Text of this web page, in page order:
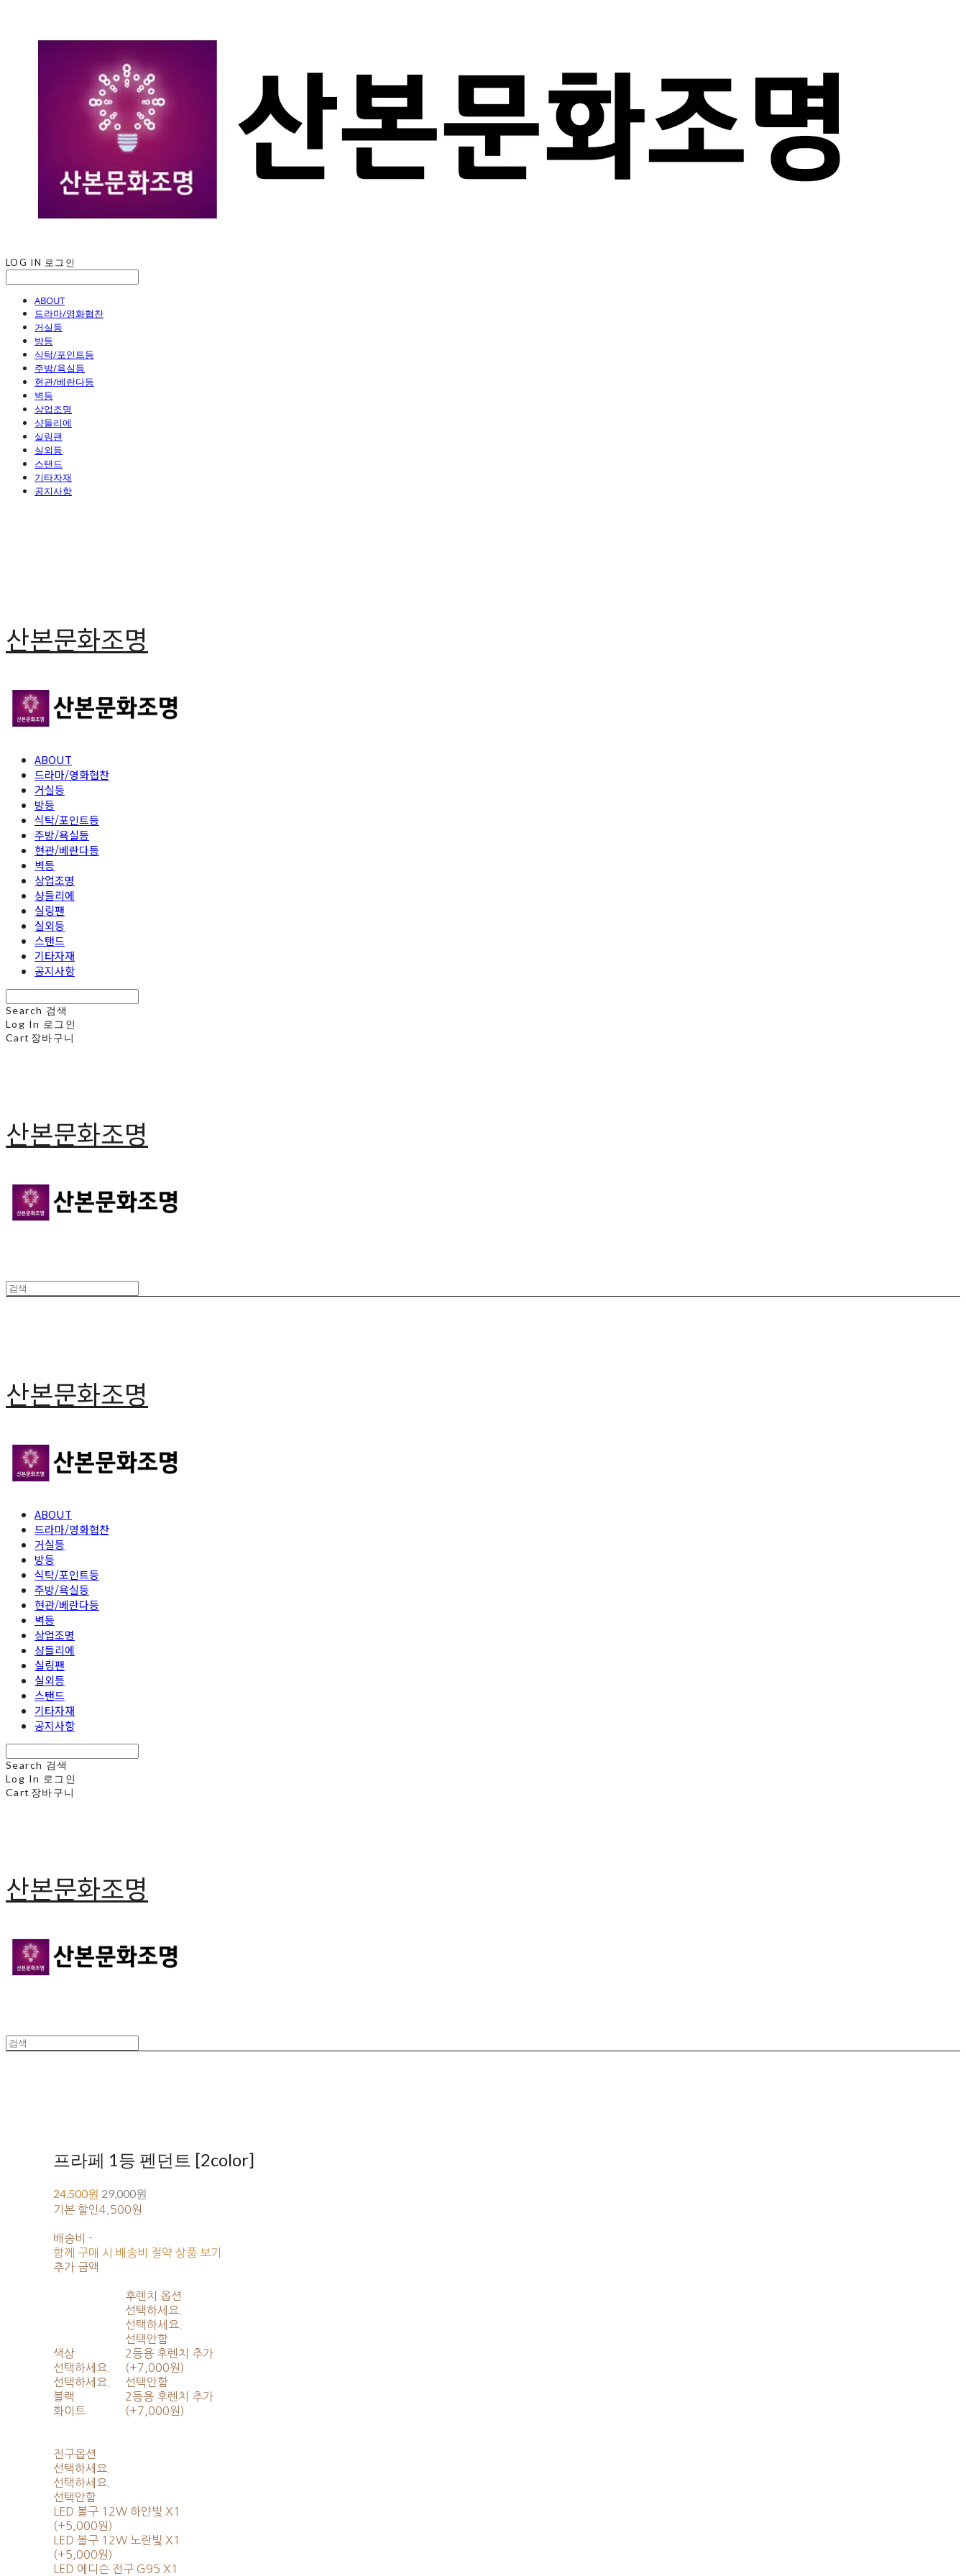
LOG IN 로그인
ABOUT
드라마/영화협찬
거실등
방등
식탁/포인트등
주방/욕실등
현관/베란다등
벽등
상업조명
샹들리에
실링팬
실외등
스탠드
기타자재
공지사항
산본문화조명
ABOUT
드라마/영화협찬
거실등
방등
식탁/포인트등
주방/욕실등
현관/베란다등
벽등
상업조명
샹들리에
실링팬
실외등
스탠드
기타자재
공지사항
Search 검색
Log In 로그인
Cart 장바구니
산본문화조명
산본문화조명
ABOUT
드라마/영화협찬
거실등
방등
식탁/포인트등
주방/욕실등
현관/베란다등
벽등
상업조명
샹들리에
실링팬
실외등
스탠드
기타자재
공지사항
Search 검색
Log In 로그인
Cart 장바구니
산본문화조명
프라페 1등 펜던트 [2color]
24,500원 29,000원
기본 할인4,500원
배송비 -
함께 구매 시 배송비 절약 상품 보기
추가 금액
색상
선택하세요.
선택하세요.
블랙
화이트
후렌치 옵션
선택하세요.
선택하세요.
선택안함
2등용 후렌치 추가
(+7,000원)
선택안함
2등용 후렌치 추가
(+7,000원)
전구옵션
선택하세요.
선택하세요.
선택안함
LED 볼구 12W 하얀빛 X1
(+5,000원)
LED 볼구 12W 노란빛 X1
(+5,000원)
LED 에디슨 전구 G95 X1